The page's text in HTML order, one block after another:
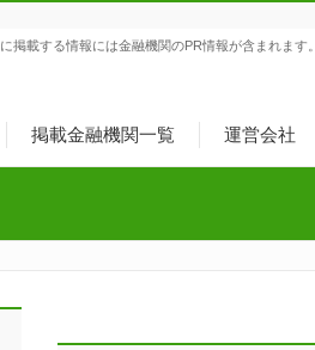
掲載金融機関一覧 運営会社
掲載する情報には金融機関のPR情報が含まれます。